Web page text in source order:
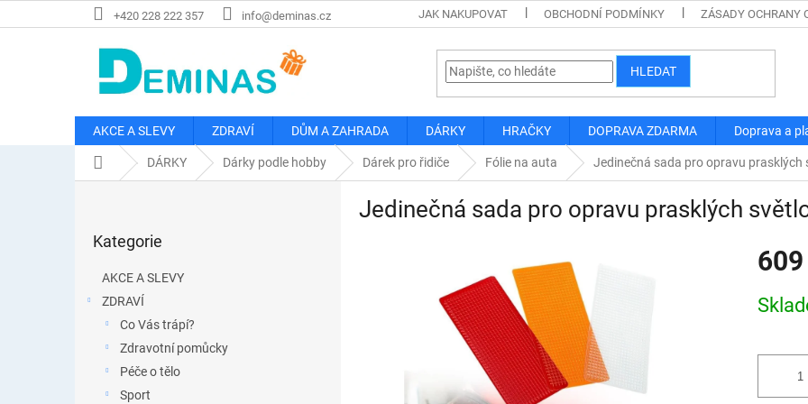
na
+420 228 222 357 info@deminas.cz JAK NAKUPOVAT OBCHODNÍ PODMÍNKY ZÁSADY OCHRANY
HLEDAT
AKCE A SLEVY ZDRAVÍ DŮM A ZAHRADA DÁRKY HRAČKY DOPRAVA ZDARMA Doprava a
Domů DÁRKY Dárky podle hobby Dárek pro řidiče Fólie na auta Jedinečná sada pro opravu prasklých
kategorie
Kategorie
AKCE A SLEVY
ZDRAVÍ
Co Vás trápí?
Zdravotní pomůcky
Péče o tělo
Sport
Jedinečná sada pro opravu prasklých
cena: